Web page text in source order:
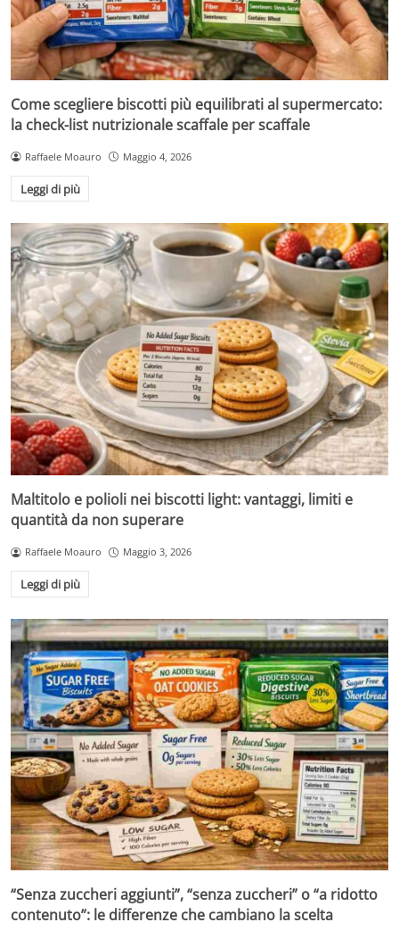
Come scegliere biscotti più equilibrati al supermercato:
la check-list nutrizionale scaffale per scaffale
Raffaele Moauro Maggio 4, 2026
Leggi di più
Maltitolo e polioli nei biscotti light: vantaggi, limiti e
quantità da non superare
Raffaele Moauro Maggio 3, 2026
Leggi di più
“Senza zuccheri aggiunti”, “senza zuccheri” o “a ridotto
contenuto”: le differenze che cambiano la scelta